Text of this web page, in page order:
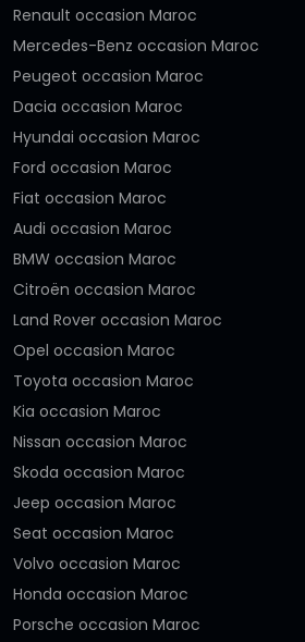
Renault occasion Maroc
Mercedes-Benz occasion Maroc
Peugeot occasion Maroc
Dacia occasion Maroc
Hyundai occasion Maroc
Ford occasion Maroc
Fiat occasion Maroc
Audi occasion Maroc
BMW occasion Maroc
Citroën occasion Maroc
Land Rover occasion Maroc
Opel occasion Maroc
Toyota occasion Maroc
Kia occasion Maroc
Nissan occasion Maroc
Skoda occasion Maroc
Jeep occasion Maroc
Seat occasion Maroc
Volvo occasion Maroc
Honda occasion Maroc
Porsche occasion Maroc